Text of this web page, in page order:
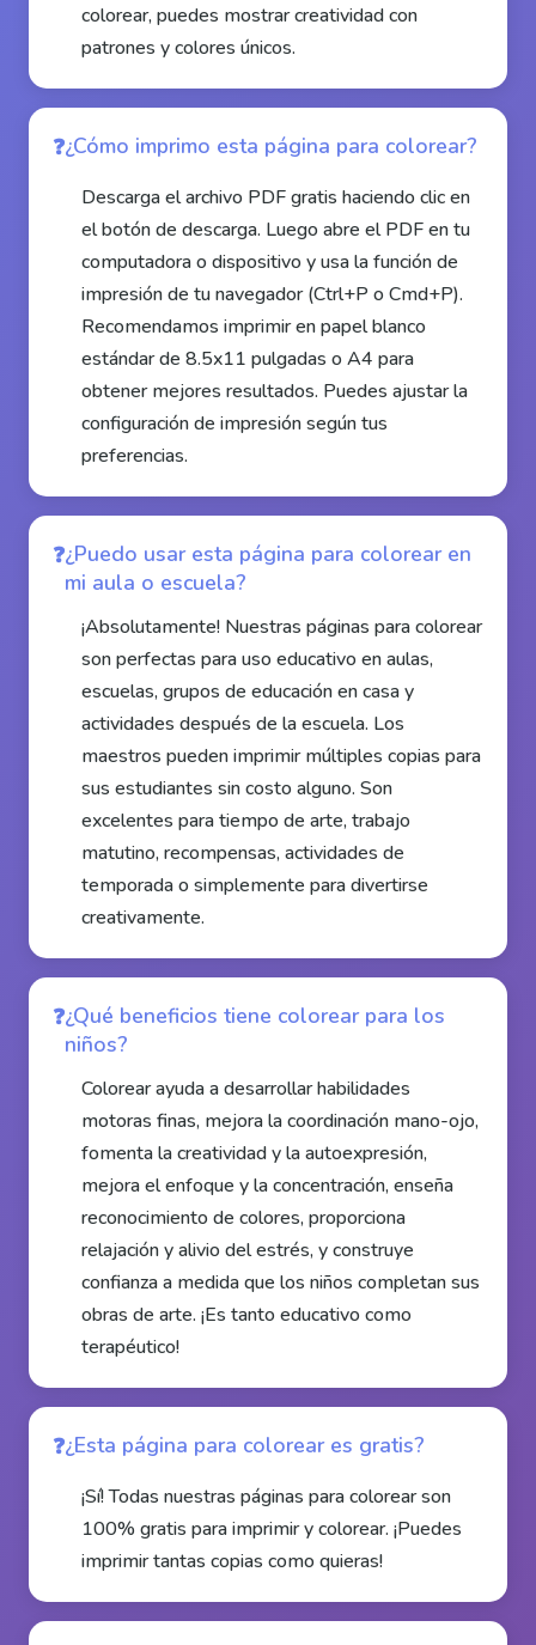
colorear, puedes mostrar creatividad con
patrones y colores únicos.
¿Cómo imprimo esta página para colorear?
Descarga el archivo PDF gratis haciendo clic en
el botón de descarga. Luego abre el PDF en tu
computadora o dispositivo y usa la función de
impresión de tu navegador (Ctrl+P o Cmd+P).
Recomendamos imprimir en papel blanco
estándar de 8.5x11 pulgadas o A4 para
obtener mejores resultados. Puedes ajustar la
configuración de impresión según tus
preferencias.
¿Puedo usar esta página para colorear en
mi aula o escuela?
¡Absolutamente! Nuestras páginas para colorear
son perfectas para uso educativo en aulas,
escuelas, grupos de educación en casa y
actividades después de la escuela. Los
maestros pueden imprimir múltiples copias para
sus estudiantes sin costo alguno. Son
excelentes para tiempo de arte, trabajo
matutino, recompensas, actividades de
temporada o simplemente para divertirse
creativamente.
¿Qué beneficios tiene colorear para los
niños?
Colorear ayuda a desarrollar habilidades
motoras finas, mejora la coordinación mano-ojo,
fomenta la creatividad y la autoexpresión,
mejora el enfoque y la concentración, enseña
reconocimiento de colores, proporciona
relajación y alivio del estrés, y construye
confianza a medida que los niños completan sus
obras de arte. ¡Es tanto educativo como
terapéutico!
¿Esta página para colorear es gratis?
¡Sí! Todas nuestras páginas para colorear son
100% gratis para imprimir y colorear. ¡Puedes
imprimir tantas copias como quieras!